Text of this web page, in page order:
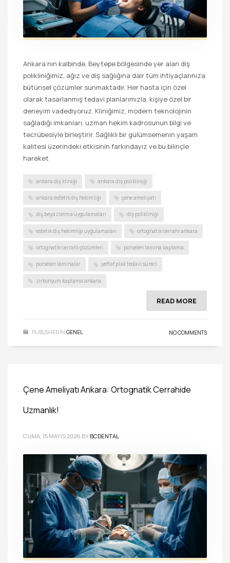
Ankara’nın kalbinde, Beytepe bölgesinde yer alan diş
polikliniğimiz, ağız ve diş sağlığına dair tüm ihtiyaçlarınıza
bütünsel çözümler sunmaktadır. Her hasta için özel
olarak tasarlanmış tedavi planlarımızla, kişiye özel bir
deneyim vadediyoruz. Kliniğimiz, modern teknolojinin
sağladığı imkanları, uzman hekim kadrosunun bilgi ve
tecrübesiyle birleştirir. Sağlıklı bir gülümsemenin yaşam
kalitesi üzerindeki etkisinin farkındayız ve bu bilinçle
hareket
ankara diş kliniği ankara diş polikliniği
ankara estetik diş hekimliği çene ameliyatı
diş beyazlatma uygulamaları diş polikliniği
estetik diş hekimliği uygulamaları ortognatik cerrahi ankara
ortognatik cerrahi çözümleri porselen lamina kaplama
porselen laminalar şeffaf plak tedavi süreci
zirkonyum kaplama ankara
READ MORE
PUBLISHED IN GENEL NO COMMENTS
Çene Ameliyatı Ankara: Ortognatik Cerrahide
Uzmanlık!
CUMA, 15 MAYIS 2026 BY BCDENTAL